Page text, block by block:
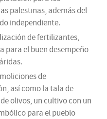
palestinas, además del
independiente.
de fertilizantes,
para el buen desempeño
de
así como la tala de
olivos, un cultivo con un
para el pueblo